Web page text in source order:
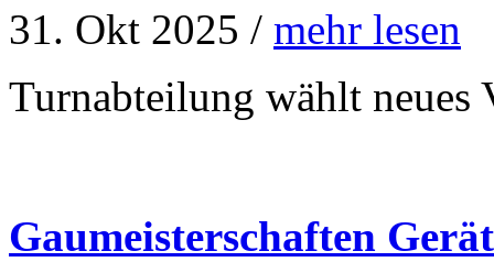
31. Okt 2025 / mehr lesen
Turnabteilung wählt neues
Gaumeisterschaften